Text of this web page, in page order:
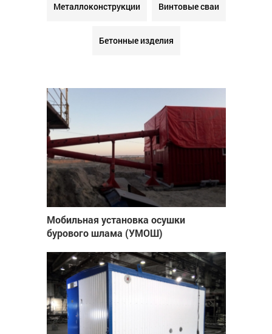
Металлоконструкции Винтовые сваи
Бетонные изделия
Мобильная установка осушки
бурового шлама (УМОШ)